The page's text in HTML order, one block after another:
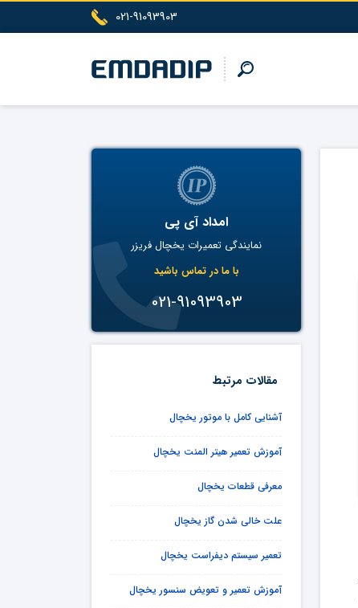
021-91093903
امداد آی پی
نمایندگی تعمیرات یخچال فریزر
با ما در تماس باشید
021-91093903
مقالات مرتبط
آشنایی کامل با موتور یخچال
آموزش تعمیر هیتر المنت یخچال
معرفی قطعات یخچال
علت خالی شدن گاز یخچال
تعمیر سیستم دیفراست یخچال
آموزش تعمیر و تعویض سنسور یخچال